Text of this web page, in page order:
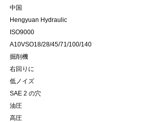
中国
Hengyuan Hydraulic
ISO9000
A10VSO18/28/45/71/100/140
掘削機
右回りに
低ノイズ
SAE 2 の穴
油圧
高圧